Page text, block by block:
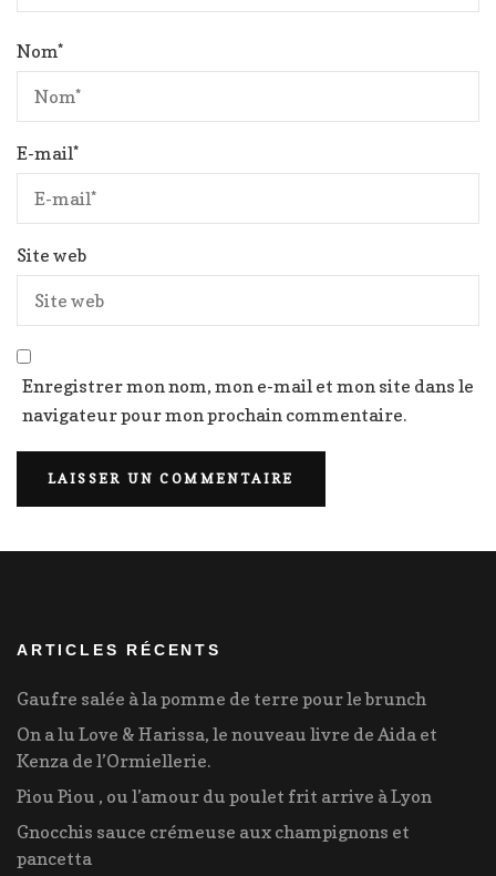
Nom*
E-mail*
Site web
Enregistrer mon nom, mon e-mail et mon site dans le
navigateur pour mon prochain commentaire.
ARTICLES RÉCENTS
Gaufre salée à la pomme de terre pour le brunch
On a lu Love & Harissa, le nouveau livre de Aida et
Kenza de l’Ormiellerie.
Piou Piou , ou l’amour du poulet frit arrive à Lyon
Gnocchis sauce crémeuse aux champignons et
pancetta